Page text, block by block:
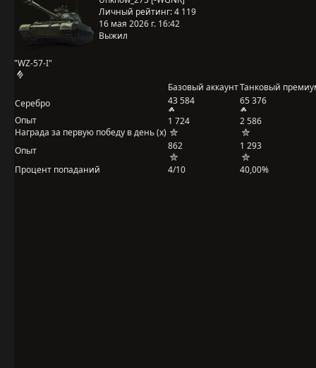
"WZ-57-I"
Личный рейтинг:4 119
16 мая 2026 г. 16:42
Выжил
Базовый аккаунтТанковый
Серебро
43 584
65 376
Опыт
Награда за первую победу в день (x)
1 724 2 586
Опыт 862
1 293
Процент попаданий
4/10 40,00%